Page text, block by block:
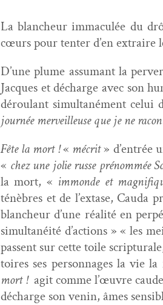
La blancheur immac­ulée du
cœurs pour ten­ter d’en extraire
D’une plume assumant la
Jacques et décharge avec son
déroulant simul­tané­ment celui
journée mer­veilleuse que je ne
Fête la mort !« mécrit» d’entrée
« chez une jolie russe prénom­mée
la mort, « immonde et
ténèbres et de l’extase,
blancheur d’une réal­ité en
simul­tanéité d’actions » « les
passent sur cette toile
toires ses per­son­nages la vie
mort !agit comme l’œuvre
décharge son venin, âmes